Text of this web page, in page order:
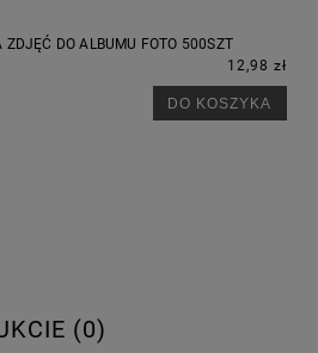
ZDJĘĆ DO ALBUMU FOTO 500SZT
12,98 zł
DO KOSZYKA
(0)